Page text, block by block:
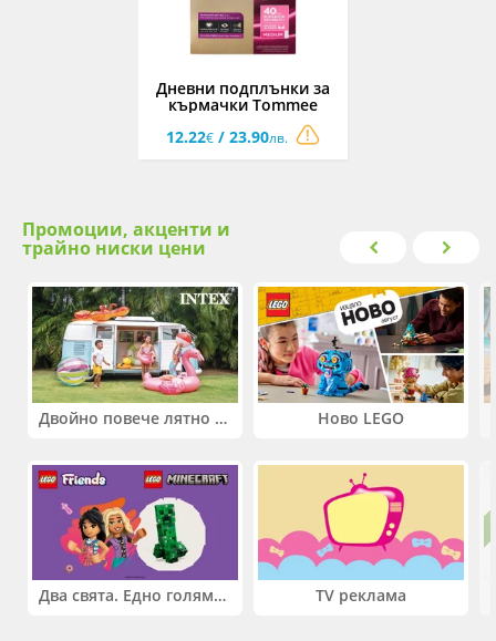
Дневни подплънки за
кърмачки Tommee
Tippee, размер M, 40
броя
12.22€/ 23.90лв.
Промоции, акценти и
трайно ниски цени
Двойно повече лятно забавление! Купи 2 продукта INTEX и вземи -33%
Два свята. Едно голямо приключение. Купи 2 продукта LEGO® Friends и/или LEGO® Minecraft и вземи -27%
Ново LEGO
TV реклама